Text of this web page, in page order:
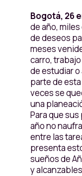
Bogotá, 26
de año,
de deseos
meses
carro,
de estudiar
parte de
veces se
una
Para que
año no
entre las
presenta
sueños de
y